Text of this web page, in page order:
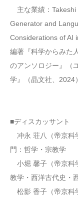
主な業績：Takeshi
Generator and
Considerations of AI
編著『科学からみた
のアンソロジー』（
学』（晶文社、
■ディスカッサント
冲永 荘八（帝京科
門：哲学・宗教学
小堀 馨子（帝京科
教学・西洋古代史・
松影 香子（帝京科